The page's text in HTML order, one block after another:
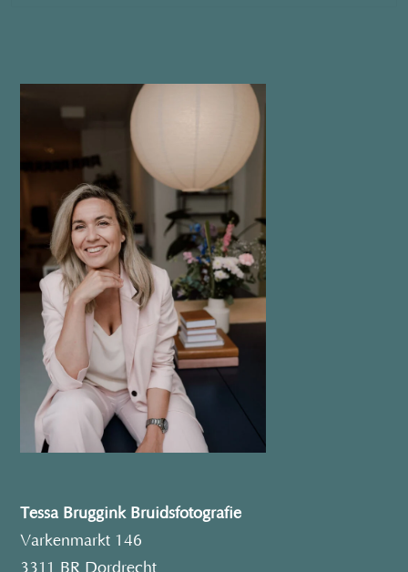
Tessa Bruggink Bruidsfotografie
Varkenmarkt 146